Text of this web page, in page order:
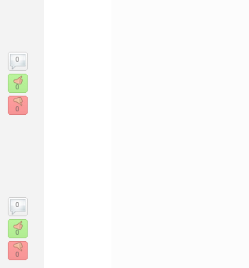
0
0
0
0
0
0